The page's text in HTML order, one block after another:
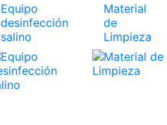
Equipo
desinfección
salino
Material
de
Limpieza